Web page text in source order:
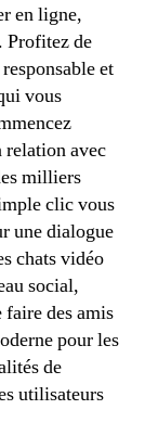
en ligne,
Profitez de
et
vous
relation avec
milliers
clic vous
une dialogue
chats vidéo
social,
des amis
pour les
de
utilisateurs